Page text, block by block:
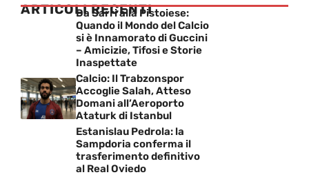
ARTICOLI RECENTI
Da Sarri alla Pistoiese:
Quando il Mondo del Calcio
si è Innamorato di Guccini
– Amicizie, Tifosi e Storie
Inaspettate
Calcio: Il Trabzonspor
Accoglie Salah, Atteso
Domani all’Aeroporto
Ataturk di Istanbul
Estanislau Pedrola: la
Sampdoria conferma il
trasferimento definitivo
al Real Oviedo